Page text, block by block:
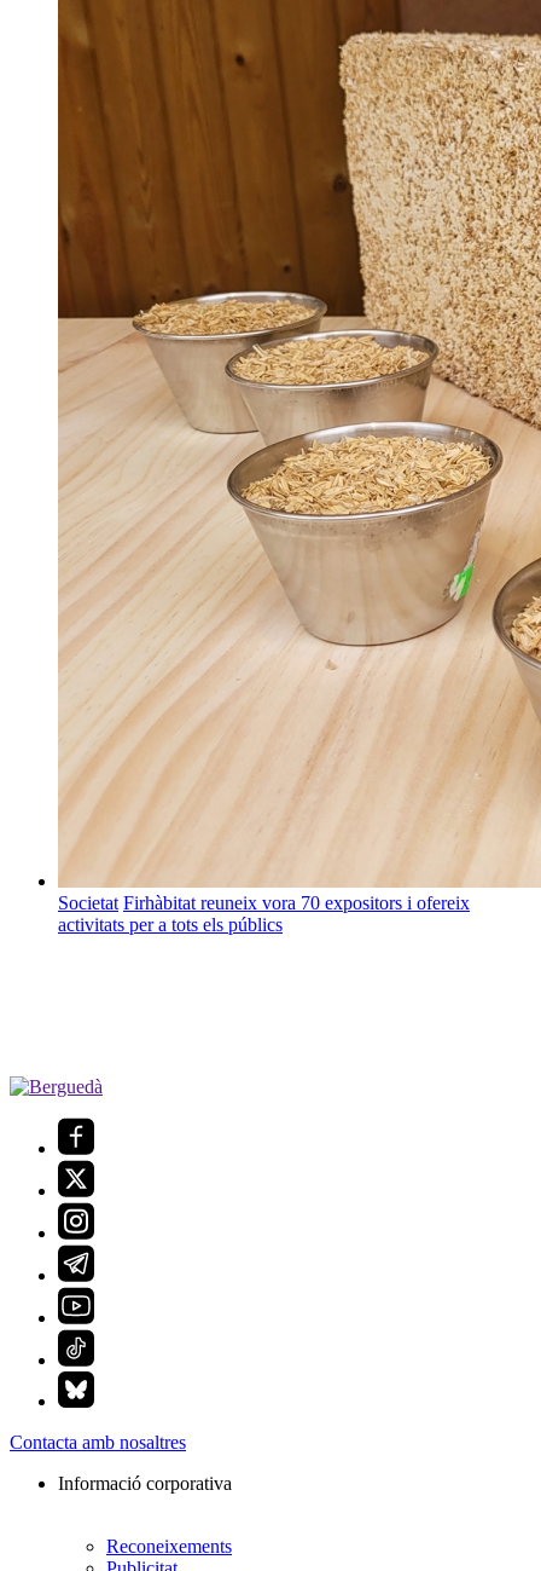
Societat Firhàbitat reuneix vora 70 expositors i ofereix
activitats per a tots els públics
Contacta amb nosaltres
Informació corporativa
Reconeixements